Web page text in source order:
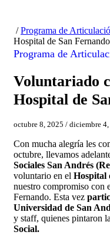
/Programa de
Hospital de San Fernando
Programa de
Voluntariado
Hospital de
octubre 8, 2025 / diciembre
Con mucha alegría les
octubre, llevamos
Sociales San Andrés
voluntario en el Hospital
nuestro compromiso con
Fernando. Esta vez
Universidad de San
y staff, quienes pintaron
Social.